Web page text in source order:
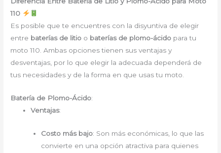
110
Es posible que te encuentres con la disyuntiva de elegir
entre baterías de litio o baterías de plomo-ácido para tu
moto 110. Ambas opciones tienen sus ventajas y
desventajas, por lo que elegir la adecuada dependerá de
tus necesidades y de la forma en que usas tu moto.
Batería de Plomo-Ácido:
Ventajas:
Costo más bajo: Son más económicas, lo que las
convierte en una opción atractiva para quienes